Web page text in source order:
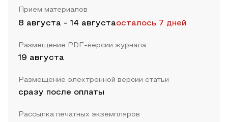
Прием материалов
8 августа - 14 августаосталось 7 дней
Размещение PDF-версии журнала
19 августа
Размещение электронной версии статьи
сразу после оплаты
Рассылка печатных экземпляров